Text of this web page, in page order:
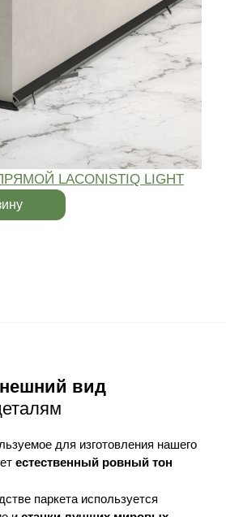
LACONISTIQ LIGHT
вид
для изготовления нашего
естественный ровный тон
паркета используется